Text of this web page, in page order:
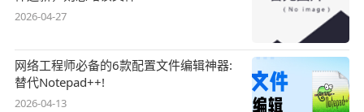
2026-04-27
网络工程师必备的6款配置文件编辑神器:
替代Notepad++!
2026-04-13